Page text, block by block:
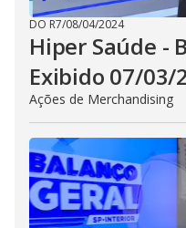
DO R7/08/04/2024
Hiper Saúde -
Exibido 07/03/
Ações de Merchandising